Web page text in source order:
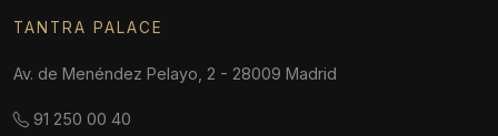
TANTRA PALACE
Av. de Menéndez Pelayo, 2 - 28009 Madrid
91 250 00 40